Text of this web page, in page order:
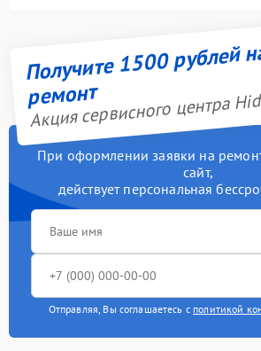
Получите 1500 рублей
ремонт
Акция сервисного центра
При оформлении заявки на
сайт,
действует персональная
Отправляя, Вы соглашаетесь с политикой